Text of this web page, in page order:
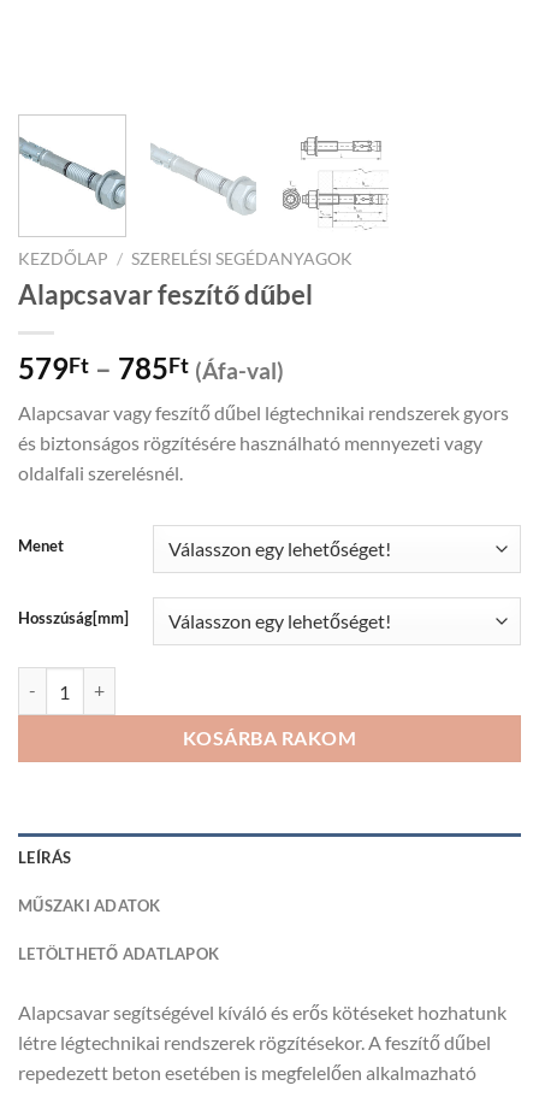
KEZDŐLAP / SZERELÉSI SEGÉDANYAGOK
Alapcsavar feszítő dűbel
579Ft – 785FtPrice
range:
579Ft
through
(Áfa-val)
Alapcsavar vagy feszítő dűbel légtechnikai rendszerek gyors
és biztonságos rögzítésére használható mennyezeti vagy
oldalfali szerelésnél.
Menet
Hosszúság[mm]
KOSÁRBA RAKOM
LEÍRÁS
MŰSZAKI ADATOK
LETÖLTHETŐ ADATLAPOK
Alapcsavar segítségével kíváló és erős kötéseket hozhatunk
létre légtechnikai rendszerek rögzítésekor. A feszítő dűbel
repedezett beton esetében is megfelelően alkalmazható